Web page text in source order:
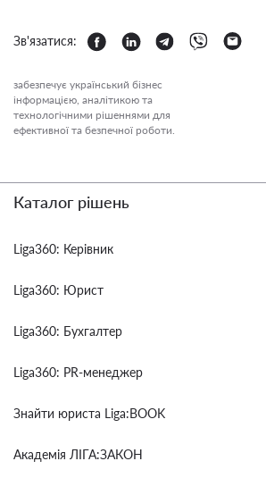
Зв'язатися:
забезпечує український бізнес
інформацією, аналітикою та
технологічними рішеннями для
ефективної та безпечної роботи.
Каталог рішень
Liga360: Керівник
Liga360: Юрист
Liga360: Бухгалтер
Liga360: PR-менеджер
Знайти юриста Liga:BOOK
Академія ЛІГА:ЗАКОН